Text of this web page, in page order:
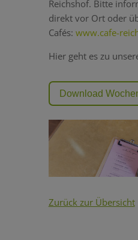
Reichshof. Bitte
direkt vor Ort oder
Cafés: www.cafe-
Hier geht es zu
Download
Zurück zur Übersicht